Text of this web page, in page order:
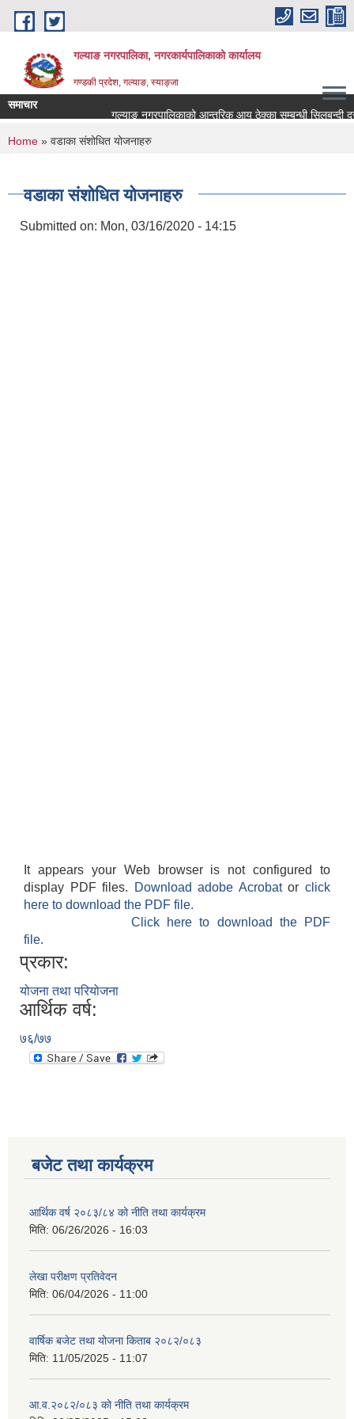
Skip to main content
गल्याङ नगरपालिका, नगरकार्यपालिकाको कार्यालय
गण्डकी प्रदेश, गल्याङ, स्याङ्जा
समाचार
गल्याङ नगरपालिकाको आन्तरिक आय ठेक्का सम्बन्धी सिलबन्दी
You are here
Home » वडाका संशोधित योजनाहरु
वडाका संशोधित योजनाहरु
Submitted on: Mon, 03/16/2020 - 14:15
It appears your Web browser is not configured to
display PDF files.
Download adobe Acrobatorclick
here to download the PDF file.
Click here to download the PDF
file.
प्रकार:
योजना तथा परियोजना
आर्थिक वर्ष:
७६/७७
बजेट तथा कार्यक्रम
आर्थिक वर्ष २०८३/८४ को नीति तथा कार्यक्रम
मिति: 06/26/2026 - 16:03
लेखा परीक्षण प्रतिवेदन
मिति: 06/04/2026 - 11:00
वार्षिक बजेट तथा योजना किताब २०८२/०८३
मिति: 11/05/2025 - 11:07
आ.व.२०८२/०८३ को नीति तथा कार्यक्रम